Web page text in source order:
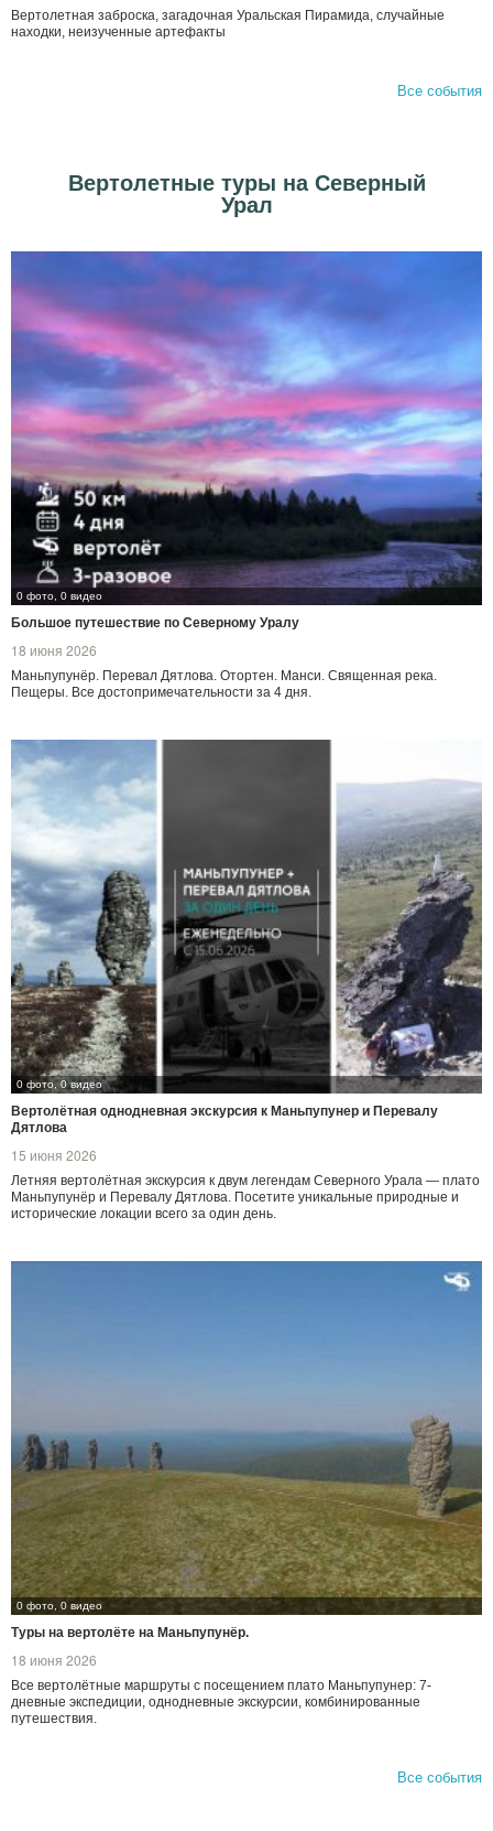
Вертолетная заброска, загадочная Уральская Пирамида, случайные
находки, неизученные артефакты
Все события
Вертолетные туры на Северный
Урал
0 фото, 0 видео
Большое путешествие по Северному Уралу
18 июня 2026
Маньпупунёр. Перевал Дятлова. Отортен. Манси. Священная река.
Пещеры. Все достопримечательности за 4 дня.
0 фото, 0 видео
Вертолётная однодневная экскурсия к Маньпупунер и Перевалу
Дятлова
15 июня 2026
Летняя вертолётная экскурсия к двум легендам Северного Урала — плато
Маньпупунёр и Перевалу Дятлова. Посетите уникальные природные и
исторические локации всего за один день.
0 фото, 0 видео
Туры на вертолёте на Маньпупунёр.
18 июня 2026
Все вертолётные маршруты с посещением плато Маньпупунер: 7-
дневные экспедиции, однодневные экскурсии, комбинированные
путешествия.
Все события